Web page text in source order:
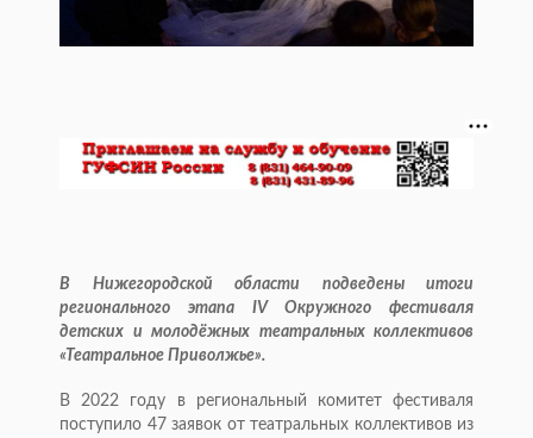
В Нижегородской области подведены итоги
регионального этапа IV Окружного фестиваля
детских и молодёжных театральных коллективов
«Театральное Приволжье».
В 2022 году в региональный комитет фестиваля
поступило 47 заявок от театральных коллективов из